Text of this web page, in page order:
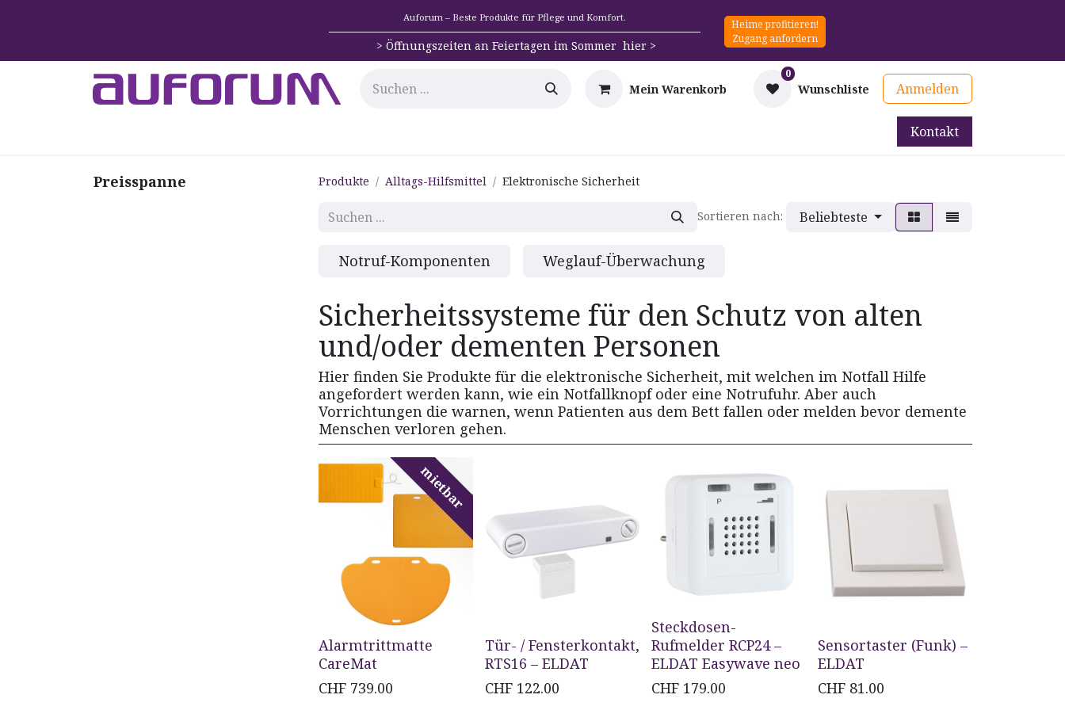
Auforum – Beste Produkte für Pflege und Komfort.
> Öffnungszeiten an Feiertagen im Sommer hier >
Heime profitieren!
Zugang anfordern
Mein Warenkorb
0
Wunschliste Anmelden
Mieten
Kontakt
Preisspanne Produkte Alltags-Hilfsmittel Elektronische Sicherheit
Sortieren nach: Beliebteste
Notruf-Komponenten Weglauf-Überwachung
Sicherheitssysteme für den Schutz von alten
und/oder dementen Personen
Hier finden Sie Produkte für die elektronische Sicherheit, mit welchen im Notfall Hilfe
angefordert werden kann, wie ein Notfallknopf oder eine Notrufuhr. Aber auch
Vorrichtungen die warnen, wenn Patienten aus dem Bett fallen oder melden bevor demente
Menschen verloren gehen.
mietbar
Alarmtrittmatte
CareMat
CHF 739.00
Tür- / Fensterkontakt,
RTS16 – ELDAT
CHF 122.00
Steckdosen-
Rufmelder RCP24 –
ELDAT Easywave neo
CHF 179.00
Sensortaster (Funk) –
ELDAT
CHF 81.00